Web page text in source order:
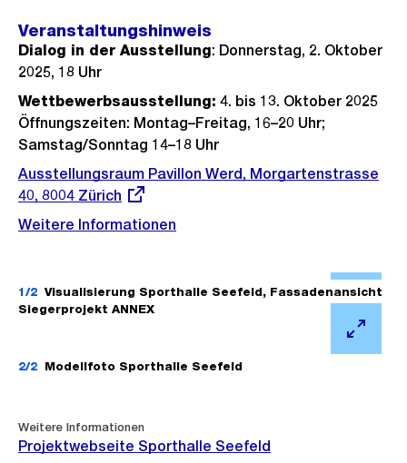
Veranstaltungshinweis
Dialog in der Ausstellung: Donnerstag, 2. Oktober
2025, 18 Uhr
Wettbewerbsausstellung: 4. bis 13. Oktober 2025
Öffnungszeiten: Montag–Freitag, 16–20 Uhr;
Samstag/Sonntag 14–18 Uhr
Externer
Link:
Ausstellungsraum Pavillon Werd, Morgartenstrasse
40, 8004 Zürich
Weitere Informationen
f
f
1/2 Visualisierung Sporthalle Seefeld, Fassadenansicht
Siegerprojekt ANNEX
2/2 Modellfoto Sporthalle Seefeld
Weitere
Informationen
Weitere Informationen
Projektwebseite Sporthalle Seefeld